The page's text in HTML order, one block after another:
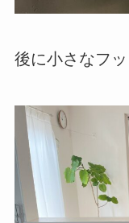
後に小さなフッ